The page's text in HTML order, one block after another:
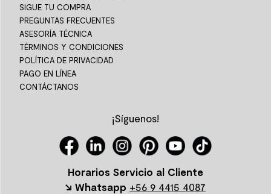
SIGUE TU COMPRA
PREGUNTAS FRECUENTES
ASESORÍA TÉCNICA
TÉRMINOS Y CONDICIONES
POLÍTICA DE PRIVACIDAD
PAGO EN LÍNEA
CONTÁCTANOS
¡Síguenos!
Horarios Servicio al Cliente
↘ Whatsapp +56 9 4415 4087